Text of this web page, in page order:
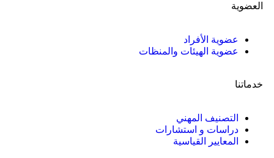
العضوية
عضوية الأفراد
عضوية الهيئات والمنظات
خدماتنا
التصنيف المهني
دراسات و استشارات
المعايير القياسية